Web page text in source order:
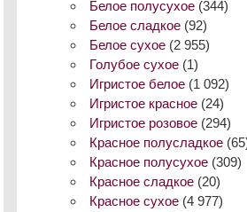
Белое полусухое (344)
Белое сладкое (92)
Белое сухое (2 955)
Голубое сухое (1)
Игристое белое (1 092)
Игристое красное (24)
Игристое розовое (294)
Красное полусладкое
Красное полусухое (309)
Красное сладкое (20)
Красное сухое (4 977)